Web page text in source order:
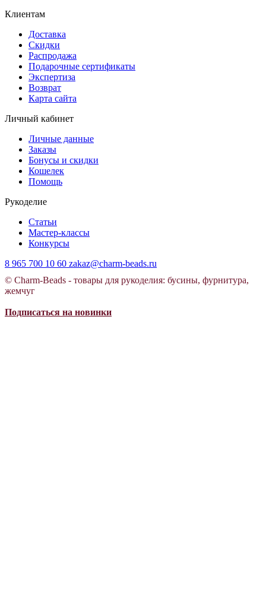
Клиентам
Доставка
Скидки
Распродажа
Подарочные сертификаты
Экспертиза
Возврат
Карта сайта
Личный кабинет
Личные данные
Заказы
Бонусы и скидки
Кошелек
Помощь
Рукоделие
Статьи
Мастер-классы
Конкурсы
8 965 700 10 60 zakaz@charm-beads.ru
© Charm-Beads - товары для рукоделия: бусины, фурнитура,
жемчуг
Подписаться на новинки